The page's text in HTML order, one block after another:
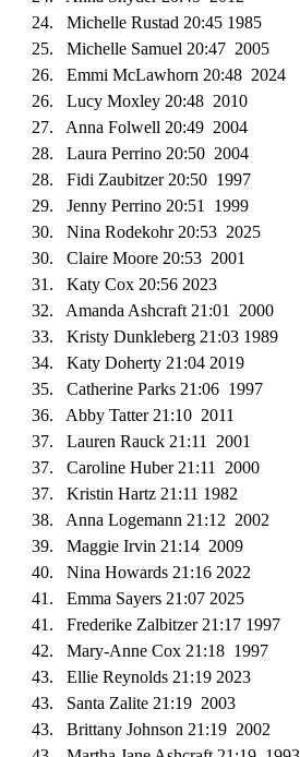
24. Michelle Rustad 20:45 1985
25. Michelle Samuel 20:47 2005
26.
Emmi McLawhorn 20:48 2024
26. Lucy Moxley 20:48 2010
27. Anna Folwell 20:49 2004
28. Laura Perrino 20:50 2004
28. Fidi Zaubitzer 20:50 1997
29. Jenny Perrino 20:51 1999
30. Nina Rodekohr 20:53 2025
30. Claire Moore 20:53 2001
31. Katy Cox 20:56 2023
32. Amanda Ashcraft 21:01 2000
33. Kristy Dunkleberg 21:03 1989
34. Katy Doherty 21:04 2019
35. Catherine Parks 21:06 1997
36. Abby Tatter 21:10 2011
37. Lauren Rauck 21:11 2001
37. Caroline Huber 21:11 2000
37. Kristin Hartz 21:11 1982
38. Anna Logemann 21:12 2002
39. Maggie Irvin 21:14 2009
40. Nina Howards 21:16 2022
41 . Emma Sayers 21:07 2025
41. Frederike Zalbitzer 21:17 1997
42. Mary-Anne Cox 21:18 1997
43. Ellie Reynolds 21:19 2023
43. Santa Zalite 21:19 2003
43. Brittany Johnson 21:19 2002